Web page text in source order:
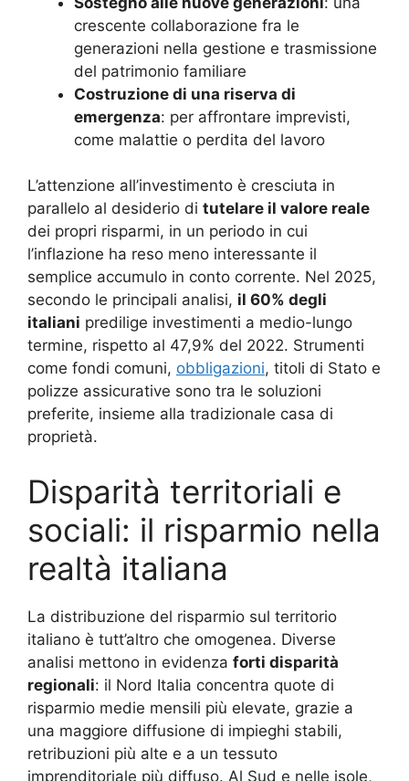
crescente collaborazione fra le
generazioni nella gestione e trasmissione
del patrimonio familiare
Costruzione di una riserva di
emergenza: per affrontare imprevisti,
come malattie o perdita del lavoro
L’attenzione all’investimento è cresciuta in
parallelo al desiderio di tutelare il valore reale
dei propri risparmi, in un periodo in cui
l’inflazione ha reso meno interessante il
semplice accumulo in conto corrente. Nel 2025,
secondo le principali analisi, il 60% degli
italiani predilige investimenti a medio-lungo
termine, rispetto al 47,9% del 2022. Strumenti
come fondi comuni, obbligazioni, titoli di Stato e
polizze assicurative sono tra le soluzioni
preferite, insieme alla tradizionale casa di
proprietà.
Disparità territoriali e
sociali: il risparmio nella
realtà italiana
La distribuzione del risparmio sul territorio
italiano è tutt’altro che omogenea. Diverse
analisi mettono in evidenza forti disparità
regionali: il Nord Italia concentra quote di
risparmio medie mensili più elevate, grazie a
una maggiore diffusione di impieghi stabili,
retribuzioni più alte e a un tessuto
imprenditoriale più diffuso. Al Sud e nelle isole,